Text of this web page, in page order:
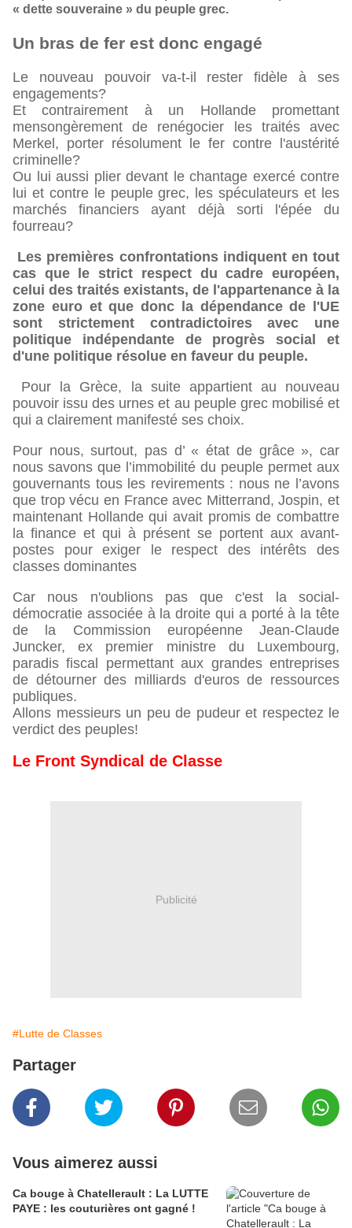
« dette souveraine » du peuple grec.
Un bras de fer est donc engagé
Le nouveau pouvoir va-t-il rester fidèle à ses
engagements?
Et contrairement à un Hollande promettant
mensongèrement de renégocier les traités avec
Merkel, porter résolument le fer contre l'austérité
criminelle?
Ou lui aussi plier devant le chantage exercé contre
lui et contre le peuple grec, les spéculateurs et les
marchés financiers ayant déjà sorti l'épée du
fourreau?
Les premières confrontations indiquent en tout
cas que le strict respect du cadre européen,
celui des traités existants, de l'appartenance à la
zone euro et que donc la dépendance de l'UE
sont strictement contradictoires avec une
politique indépendante de progrès social et
d'une politique résolue en faveur du peuple.
Pour la Grèce, la suite appartient au nouveau
pouvoir issu des urnes et au peuple grec mobilisé et
qui a clairement manifesté ses choix.
Pour nous, surtout, pas d’ « état de grâce », car
nous savons que l’immobilité du peuple permet aux
gouvernants tous les revirements : nous ne l’avons
que trop vécu en France avec Mitterrand, Jospin, et
maintenant Hollande qui avait promis de combattre
la finance et qui à présent se portent aux avant-
postes pour exiger le respect des intérêts des
classes dominantes
Car nous n'oublions pas que c'est la social-
démocratie associée à la droite qui a porté à la tête
de la Commission européenne Jean-Claude
Juncker, ex premier ministre du Luxembourg,
paradis fiscal permettant aux grandes entreprises
de détourner des milliards d'euros de ressources
publiques.
Allons messieurs un peu de pudeur et respectez le
verdict des peuples!
Le Front Syndical de Classe
Publicité
#Lutte de Classes
Partager
Vous aimerez aussi
Ca bouge à Chatellerault : La LUTTE
PAYE : les couturières ont gagné !